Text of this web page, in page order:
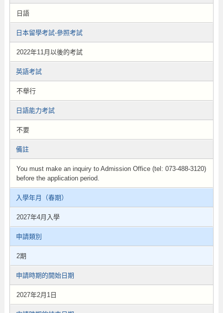
日語
日本留學考試-參照考試
2022年11月以後的考試
英語考試
不舉行
日語能力考試
不要
備註
You must make an inquiry to Admission Office (tel: 073-488-3120)
before the application period.
入學年月（春期）
2027年4月入學
申請類別
2期
申請時期的開始日期
2027年2月1日